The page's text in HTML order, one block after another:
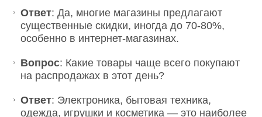
Ответ: Да, многие магазины предлагают
существенные скидки, иногда до 70-80%,
особенно в интернет-магазинах.
Вопрос: Какие товары чаще всего покупают
на распродажах в этот день?
Ответ: Электроника, бытовая техника,
одежда, игрушки и косметика — это наиболее